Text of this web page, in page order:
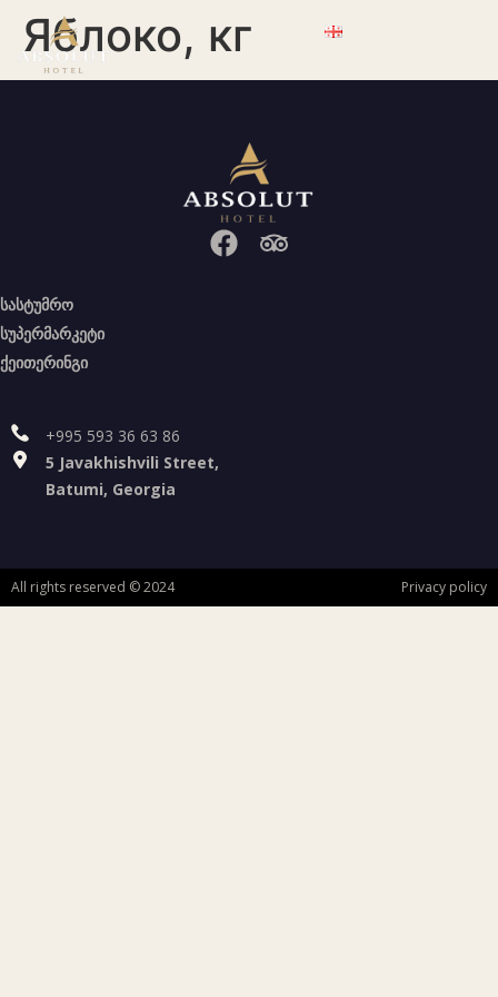
Яблоко, кг
სასტუმრო
სუპერმარკეტი
ქეითერინგი
+995 593 36 63 86
5 Javakhishvili Street,
Batumi, Georgia
All rights reserved © 2024 Privacy policy